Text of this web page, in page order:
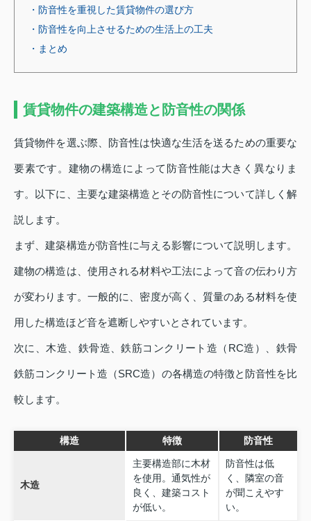
・防音性を重視した賃貸物件の選び方
・防音性を向上させるための生活上の工夫
・まとめ
賃貸物件の建築構造と防音性の関係
賃貸物件を選ぶ際、防音性は快適な生活を送るための重要な
要素です。建物の構造によって防音性能は大きく異なりま
す。以下に、主要な建築構造とその防音性について詳しく解
説します。
まず、建築構造が防音性に与える影響について説明します。
建物の構造は、使用される材料や工法によって音の伝わり方
が変わります。一般的に、密度が高く、質量のある材料を使
用した構造ほど音を遮断しやすいとされています。
次に、木造、鉄骨造、鉄筋コンクリート造（RC造）、鉄骨
鉄筋コンクリート造（SRC造）の各構造の特徴と防音性を比
較します。
構造 特徴 防音性
木造
主要構造部に木材
を使用。通気性が
良く、建築コスト
が低い。
防音性は低
く、隣室の音
が聞こえやす
い。